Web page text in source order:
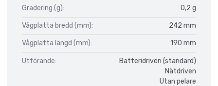
Gradering (g): 0,2 g
Vågplatta bredd (mm): 242 mm
Vågplatta längd (mm): 190 mm
Utförande:
Batteridriven (standard)
Nätdriven
Utan pelare